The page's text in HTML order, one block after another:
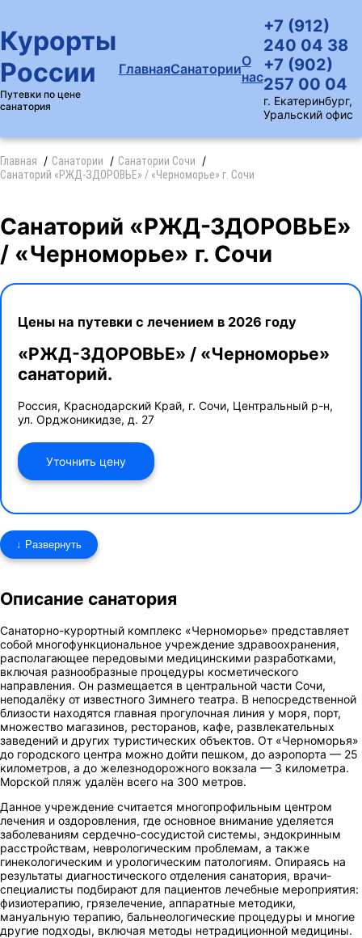
Курорты
России
Путевки по цене
санатория
ГлавнаяСанаторииО
нас
+7 (912)
240 04 38
+7 (902)
257 00 04
г. Екатеринбург,
Уральский офис
Главная Санатории
Санатории Сочи
Санаторий «РЖД-ЗДОРОВЬЕ» / «Черноморье» г. Сочи
Санаторий «РЖД-ЗДОРОВЬЕ»
/ «Черноморье» г. Сочи
Цены на путевки с лечением в 2026 году
«РЖД-ЗДОРОВЬЕ» / «Черноморье»
санаторий.
Россия, Краснодарский Край, г. Сочи, Центральный р-н,
ул. Орджоникидзе, д. 27
Уточнить цену
↓ Развернуть
Описание санатория
Санаторно-курортный комплекс «Черноморье» представляет
собой многофункциональное учреждение здравоохранения,
располагающее передовыми медицинскими разработками,
включая разнообразные процедуры косметического
направления. Он размещается в центральной части Сочи,
неподалёку от известного Зимнего театра. В непосредственной
близости находятся главная прогулочная линия у моря, порт,
множество магазинов, ресторанов, кафе, развлекательных
заведений и других туристических объектов. От «Черноморья»
до городского центра можно дойти пешком, до аэропорта — 25
километров, а до железнодорожного вокзала — 3 километра.
Морской пляж удалён всего на 300 метров.
Данное учреждение считается многопрофильным центром
лечения и оздоровления, где основное внимание уделяется
заболеваниям сердечно-сосудистой системы, эндокринным
расстройствам, неврологическим проблемам, а также
гинекологическим и урологическим патологиям. Опираясь на
результаты диагностического отделения санатория, врачи-
специалисты подбирают для пациентов лечебные мероприятия:
физиотерапию, грязелечение, аппаратные методики,
мануальную терапию, бальнеологические процедуры и многие
другие подходы, включая методы нетрадиционной медицины.